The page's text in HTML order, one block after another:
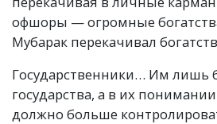
офшоры — огромные
Мубарак перекачивал
Государственники… Им лишь
государства, а в их
должно больше